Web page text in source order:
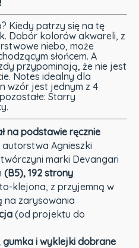
Kiedy patrzy się na tę
Dobór kolorów akwareli, z
niebo, może
słońcem. A
przypominają, że nie jest
Notes idealny dla
wzór jest jednym z 4
Starry
na podstawie ręcznie
autorstwa Agnieszki
marki Devangari
(B5), 192 strony
klejona, z przyjemną w
zarysowania
(od projektu do
gumka i wyklejki dobrane